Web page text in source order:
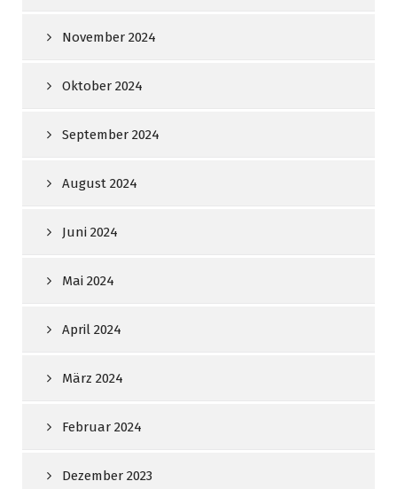
November 2024
Oktober 2024
September 2024
August 2024
Juni 2024
Mai 2024
April 2024
März 2024
Februar 2024
Dezember 2023